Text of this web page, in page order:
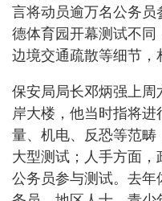
言将动员逾万名公务
德体育园开幕测试不同
边境交通疏散等细节，
保安局局长邓炳强上周
岸大楼，他当时指将
量、机电、反恐等范
大型测试；人手方面
公务员参与测试。去